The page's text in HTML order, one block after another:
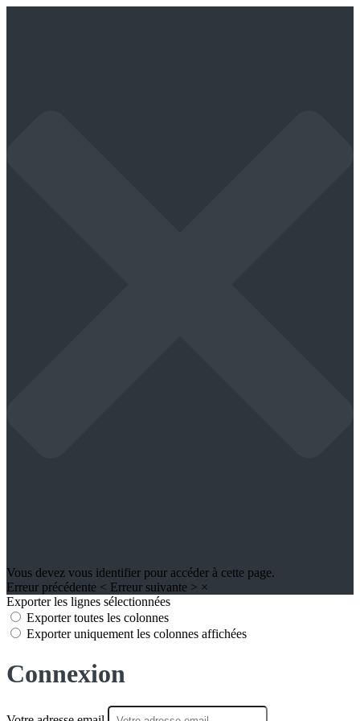
Vous devez vous identifier pour accéder à cette page.
Erreur précédente < Erreur suivante > ×
Exporter les lignes sélectionnées
Exporter toutes les colonnes
Exporter uniquement les colonnes affichées
Connexion